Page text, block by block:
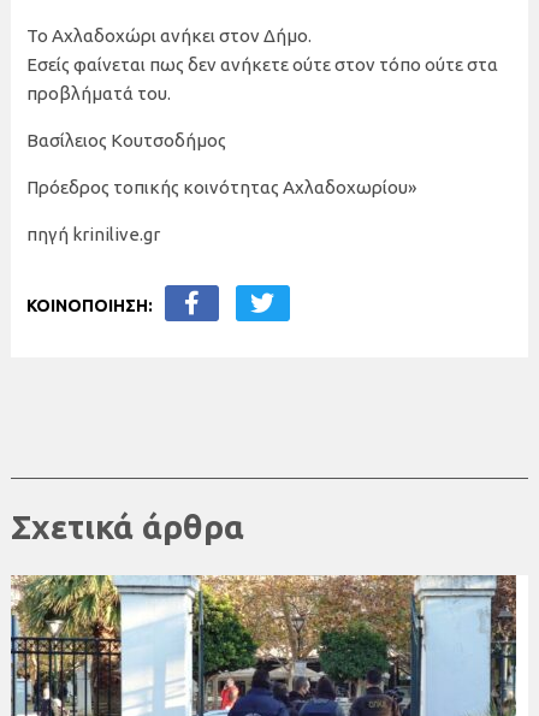
Το Αχλαδοχώρι ανήκει στον Δήμο.
Εσείς φαίνεται πως δεν ανήκετε ούτε στον τόπο ούτε στα
προβλήματά του.
Βασίλειος Κουτσοδήμος
Πρόεδρος τοπικής κοινότητας Αχλαδοχωρίου»
πηγή krinilive.gr
ΚΟΙΝΟΠΟΙΗΣΗ:
Σχετικά άρθρα